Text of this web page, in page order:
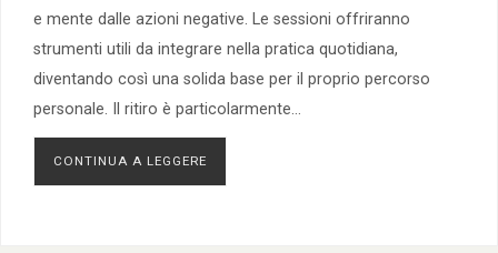
e mente dalle azioni negative. Le sessioni offriranno
strumenti utili da integrare nella pratica quotidiana,
diventando così una solida base per il proprio percorso
personale. Il ritiro è particolarmente…
CONTINUA A LEGGERE